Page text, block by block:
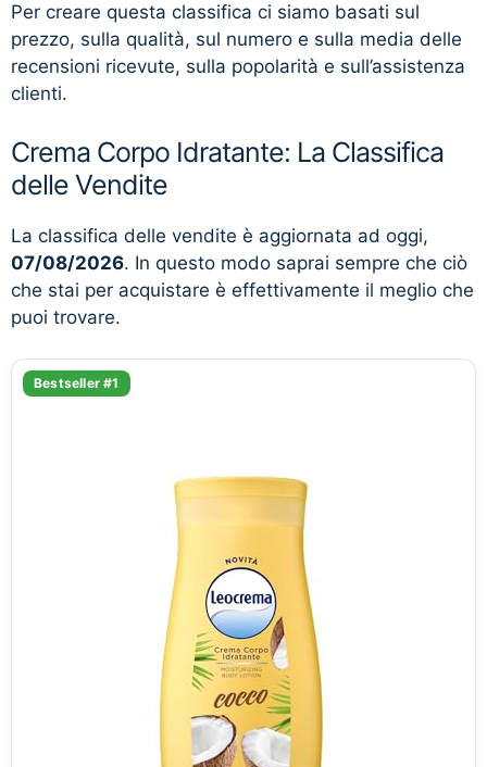
Per creare questa classifica ci siamo basati sul
prezzo, sulla qualità, sul numero e sulla media delle
recensioni ricevute, sulla popolarità e sull’assistenza
clienti.
Crema Corpo Idratante: La Classifica
delle Vendite
La classifica delle vendite è aggiornata ad oggi,
07/08/2026. In questo modo saprai sempre che ciò
che stai per acquistare è effettivamente il meglio che
puoi trovare.
Bestseller #1